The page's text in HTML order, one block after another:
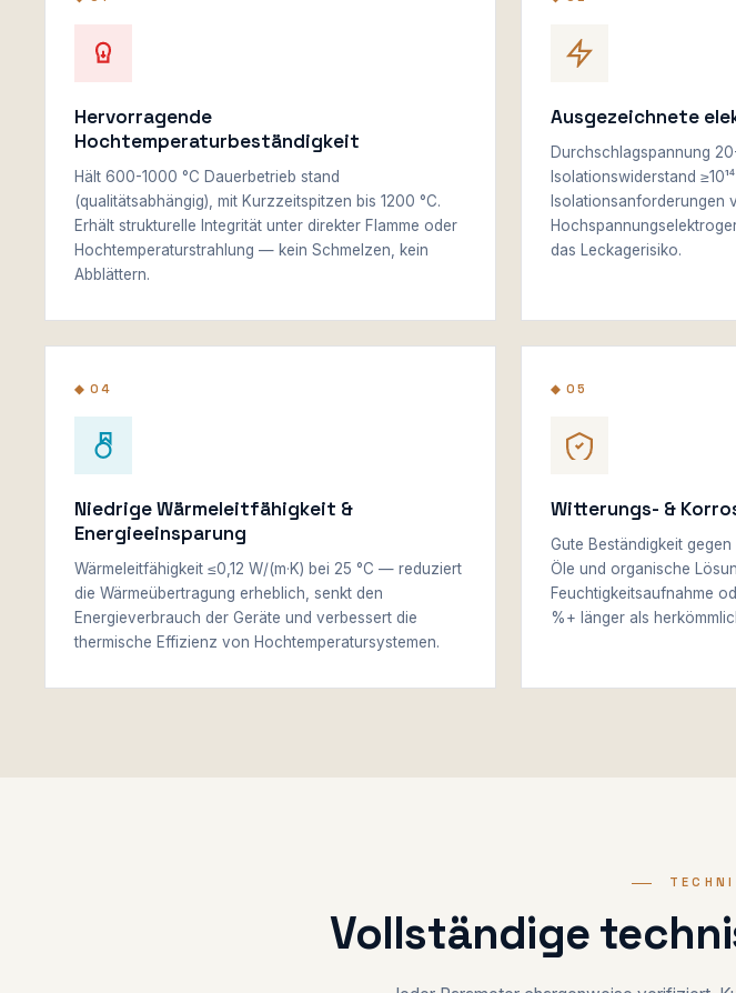
Hervorragende
Hochtemperaturbeständigkeit
Hält 600-1000 °C Dauerbetrieb stand
(qualitätsabhängig), mit Kurzzeitspitzen bis 1200 °C.
Erhält strukturelle Integrität unter direkter Flamme oder
Hochtemperaturstrahlung — kein Schmelzen, kein
Abblättern.
Ausgezeichnete
Durchschlagspannung
Isolationswiderstand
Isolationsanforderungen
das Leckagerisiko.
◆ 04
Niedrige Wärmeleitfähigkeit &
Energieeinsparung
Wärmeleitfähigkeit ≤0,12 W/(m·K) bei 25 °C — reduziert
die Wärmeübertragung erheblich, senkt den
Energieverbrauch der Geräte und verbessert die
thermische Effizienz von Hochtemperatursystemen.
◆ 05
Witterungs- &
Gute Beständigkeit gegen
Öle und organische
Feuchtigkeitsaufnahme
%+ länger als
Vollständige